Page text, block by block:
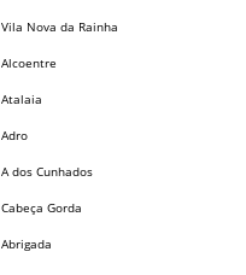
Vila Nova da Rainha
Alcoentre
Atalaia
Adro
A dos Cunhados
Cabeça Gorda
Abrigada